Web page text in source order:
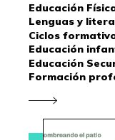
Educación
Lenguas y
Ciclos
Educación
Educación
Formación